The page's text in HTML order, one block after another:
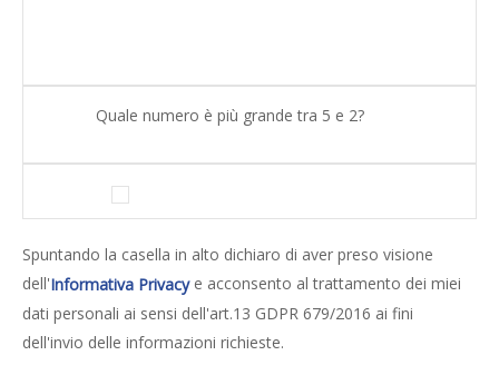
Quale numero è più grande tra 5 e 2?
Spuntando la casella in alto dichiaro di aver preso visione
dell'Informativa Privacye acconsento al trattamento dei miei
dati personali ai sensi dell'art.13 GDPR 679/2016 ai fini
dell'invio delle informazioni richieste.